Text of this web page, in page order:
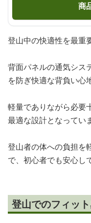
商
登山中の快適性を最重
背面パネルの通気シス
を防ぎ快適な背負い心
軽量でありながら必要
最適な設計となってい
登山者の体への負担を
で、初心者でも安心し
登山でのフィッ